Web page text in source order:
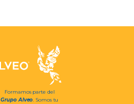
Formamos parte del
Grupo Alveo. Somos tu